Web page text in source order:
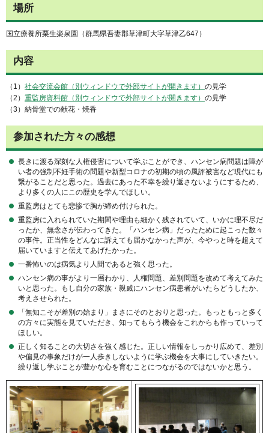
場所
国立療養所栗生楽泉園（群馬県吾妻郡草津町大字草津乙647）
内容
（1） 社会交流会館（別ウィンドウで外部サイトが開きます） の見学
（2） 重監房資料館（別ウィンドウで外部サイトが開きます） の見学
（3）納骨堂での献花・焼香
参加された方々の感想
長きに渡る深刻な人権侵害について学ぶことができ、ハンセン病問題は障が
い者の強制不妊手術の問題や新型コロナの初期の頃の風評被害など現代にも
繋がることだと思った。過去にあった不幸を繰り返さないようにするため、
より多くの人にこの歴史を学んでほしい。
重監房はとても悲惨で胸が締め付けられた。
重監房に入れられていた期間や理由も細かく残されていて、いかに理不尽だ
ったか、無念さが伝わってきた。「ハンセン病」だったために起こった数々
の事件。正当性をどんなに訴えても届かなかった声が、今やっと時を超えて
届いていますと伝えてあげたかった。
一番怖いのは病気より人間であると強く思った。
ハンセン病の事がより一層わかり、人権問題、差別問題を改めて考えてみた
いと思った。もし自分の家族・親戚にハンセン病患者がいたらどうしたか、
考えさせられた。
「無知こそが差別の始まり」まさにそのとおりと思った。もっともっと多く
の方々に実態を見ていただき、知ってもらう機会をこれからも作っていって
ほしい。
正しく知ることの大切さを強く感じた。正しい情報をしっかり広めて、差別
や偏見の事象だけが一人歩きしないように学ぶ機会を大事にしていきたい。
繰り返し学ぶことが豊かな心を育むことにつながるのではないかと思う。